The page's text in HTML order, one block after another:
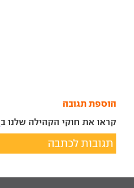
הוספת תגובה
קראו את חוקי הקהילה שלנו ב
תגובות לכתבה